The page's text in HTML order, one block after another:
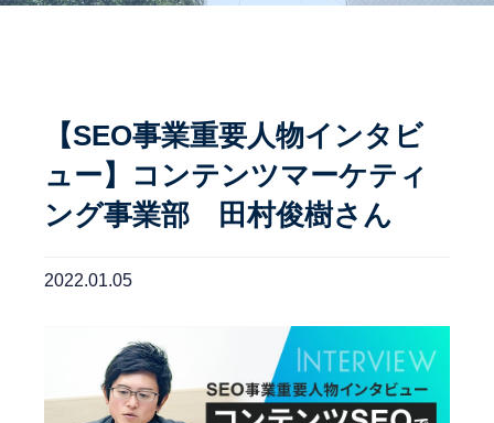
【SEO事業重要人物インタビ
ュー】コンテンツマーケティ
ング事業部 田村俊樹さん
2022.01.05